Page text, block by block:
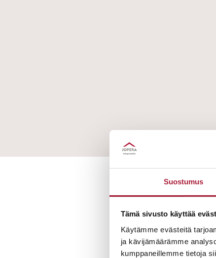
Suostumus
Tämä sivusto käyttää
Käytämme evästeitä
ja kävijämäärämme
kumppaneillemme tietoja
Onko haluamasi